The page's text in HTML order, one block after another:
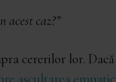
acest caz?”
cererilor lor.
ascultarea